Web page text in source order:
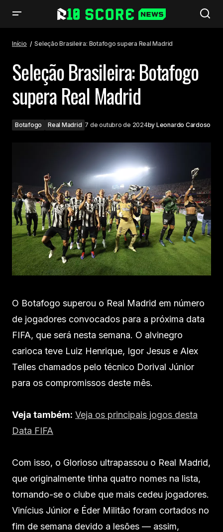
Início Seleção Brasileira: Botafogo supera Real Madrid
Seleção Brasileira: Botafogo
supera Real Madrid
Botafogo Real Madrid 7 de outubro de 2024by Leonardo Cardoso
O Botafogo superou o Real Madrid em número
de jogadores convocados para a próxima data
FIFA, que será nesta semana. O alvinegro
carioca teve Luiz Henrique, Igor Jesus e Alex
Telles chamados pelo técnico Dorival Júnior
para os compromissos deste mês.
Veja também: Veja os principais jogos desta
Data FIFA
Com isso, o Glorioso ultrapassou o Real Madrid,
que originalmente tinha quatro nomes na lista,
tornando-se o clube que mais cedeu jogadores.
Vinícius Júnior e Éder Militão foram cortados no
fim de semana devido a lesões — assim,